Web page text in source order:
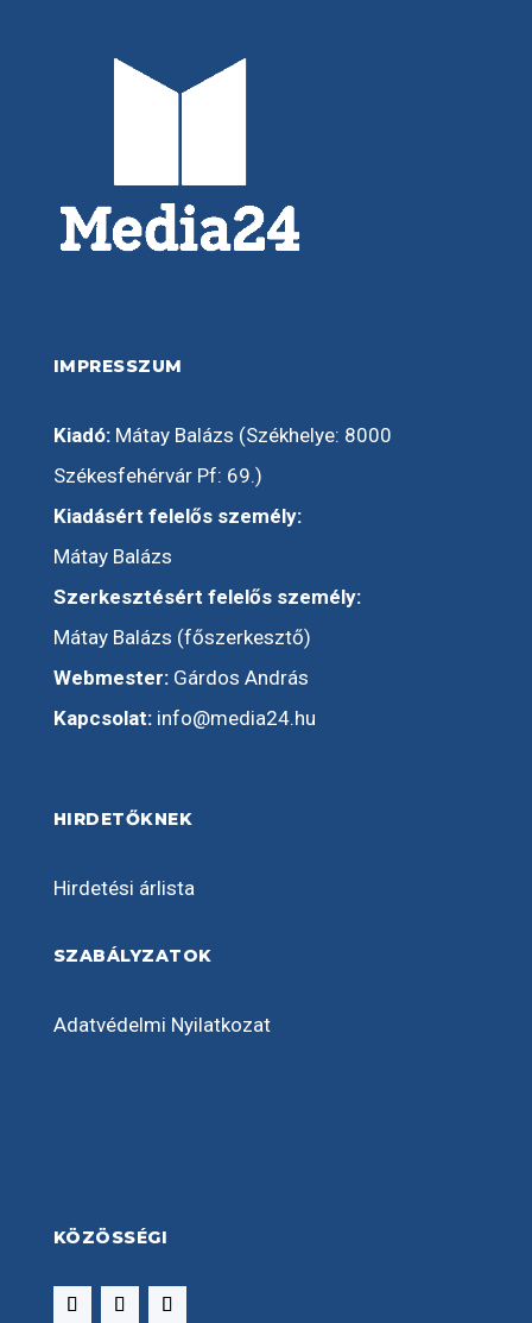
IMPRESSZUM
Kiadó:Mátay Balázs (Székhelye: 8000
Székesfehérvár Pf: 69.)
Kiadásért felelős személy:
Mátay Balázs
Szerkesztésért felelős személy:
Mátay Balázs (főszerkesztő)
Webmester:Gárdos András
Kapcsolat: info@media24.hu
HIRDETŐKNEK
Hirdetési árlista
SZABÁLYZATOK
Adatvédelmi Nyilatkozat
KÖZÖSSÉGI